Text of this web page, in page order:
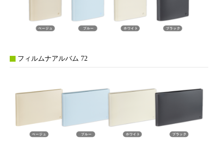
フィルムナアルバム 72